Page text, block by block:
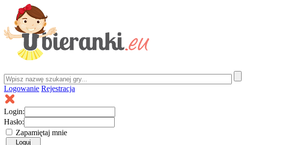
Logowanie Rejestracja
Login:
Hasło:
Zapamiętaj mnie